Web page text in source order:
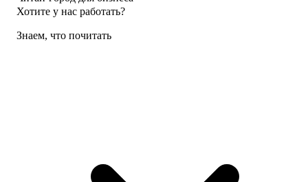
Хотите у нас работать?
Знаем, что почитать